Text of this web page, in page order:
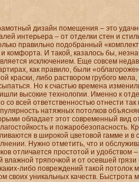
дизайн помещения – это
интерьера – от отделки стен и
правильно подобранный
комфорта. И такой, казалось бы,
исключением. Еще совсем
как правило, были
краски, либо раствором грубого
Но к счастью времена
высокие технологии. Именно к
со всей ответственностью отнести
натяжных потолков
обладает этот современный вид
и пожаробезопасность.
в широкой цветовой гамме и
Нужно отметить, что и
отличается простотой и удобством
влажной тряпочкой и от осевшей
либо повреждений такой потолок
своих уникальных качеств. Быстрота